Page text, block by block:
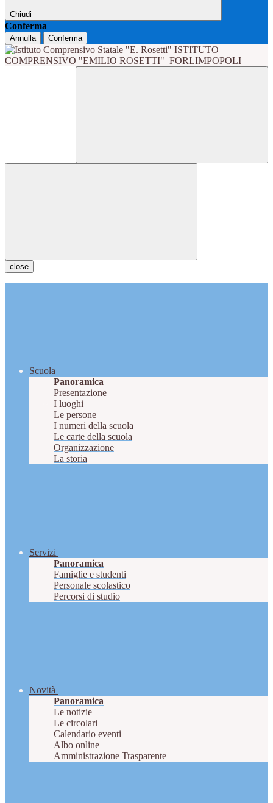
Chiudi
Conferma
Annulla Conferma
ISTITUTO
COMPRENSIVO "EMILIO ROSETTI" FORLIMPOPOLI
close
Scuola
Panoramica
Presentazione
I luoghi
Le persone
I numeri della scuola
Le carte della scuola
Organizzazione
La storia
Servizi
Panoramica
Famiglie e studenti
Personale scolastico
Percorsi di studio
Novità
Panoramica
Le notizie
Le circolari
Calendario eventi
Albo online
Amministrazione Trasparente